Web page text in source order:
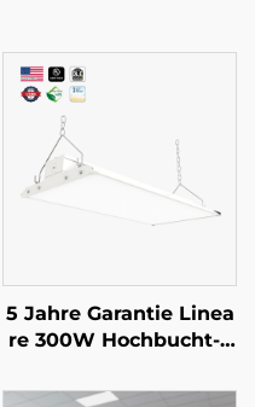
5 Jahre Garantie Linea
re 300W Hochbucht-L
nkel einstellbar LED 4f